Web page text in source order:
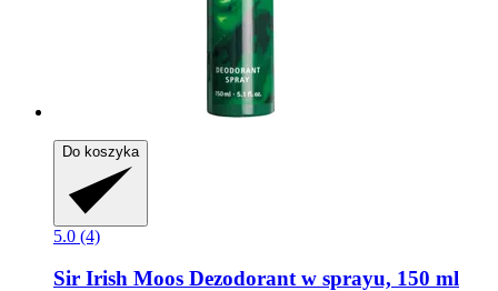
Do koszyka
5.0 (4)
Sir Irish Moos Dezodorant w sprayu, 150 ml